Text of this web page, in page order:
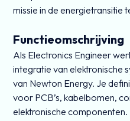
missie in de energietransitie
Functieomschrijving
Als Electronics Engineer
integratie van elektronische
van Newton Energy. Je
voor PCB’s, kabelbomen,
elektronische